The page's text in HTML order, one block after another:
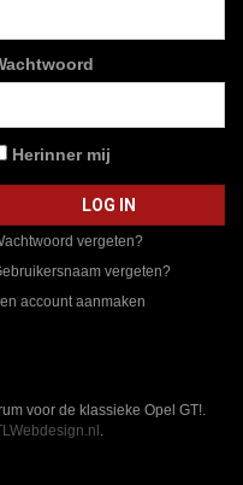
Herinner mij
vergeten?
vergeten?
account aanmaken
voor de klassieke Opel GT!.
.